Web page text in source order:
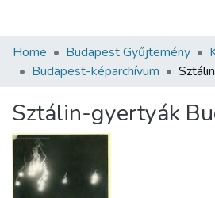
Communities & Collections
Statistics
About us
Home Budapest Gyűjtemény
Budapest-képarchívum
Sztálin-gyertyák